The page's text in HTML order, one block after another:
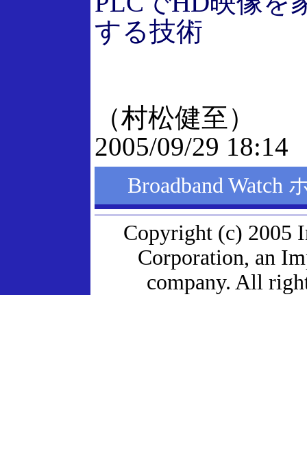
する技術
（村松健至）
2005/09/29 18:14
Broadband Watch
Copyright (c) 2005
Corporation, an
company. All